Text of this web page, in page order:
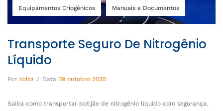
Equipamentos Criogênicos Manuais e Documentos
Transporte Seguro De Nitrogênio
Líquido
Por Volta / Data 09 outubro 2025
Saiba como transportar botijão de nitrogênio líquido com segurança.